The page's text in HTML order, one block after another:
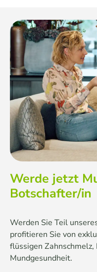
Werde jetzt
Botschafter/in
Werden Sie Teil
profitieren Sie von
flüssigen
Mundgesundheit.